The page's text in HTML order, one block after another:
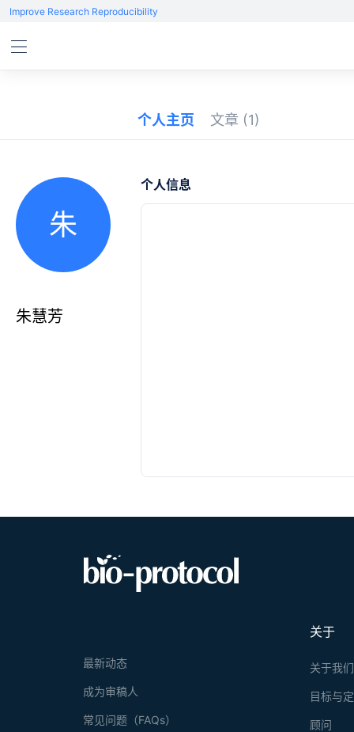
Improve Research Reproducibility
个人主页 文章 (1)
朱
朱慧芳
个人信息
关于
关于我们
目标与
顾问
最新动态
成为审稿人
常见问题（FAQs）